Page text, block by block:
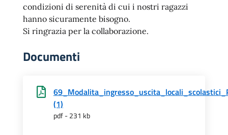
condizioni di serenità di cui i nostri ragazzi
hanno sicuramente bisogno.
Si ringrazia per la collaborazione.
Documenti
(1)
pdf - 231 kb